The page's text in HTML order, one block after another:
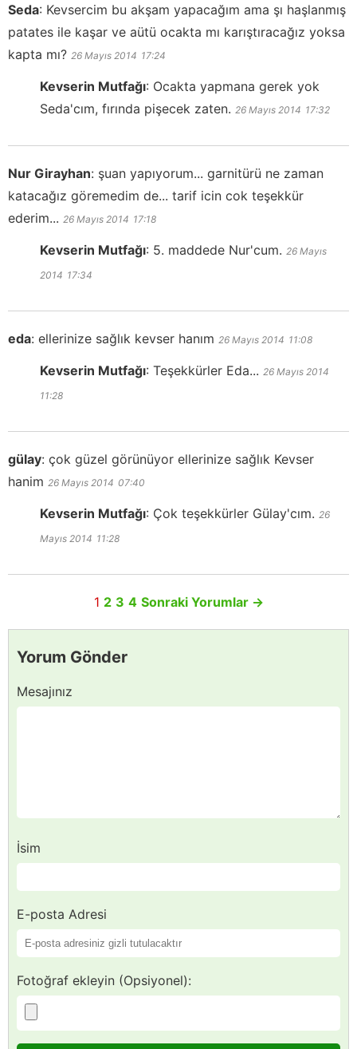
Seda: Kevsercim bu akşam yapacağım ama şı haşlanmış
patates ile kaşar ve aütü ocakta mı karıştıracağız yoksa
kapta mı? 26 Mayıs 2014 17:24
Kevserin Mutfağı: Ocakta yapmana gerek yok
Seda'cım, fırında pişecek zaten. 26 Mayıs 2014 17:32
Nur Girayhan: şuan yapıyorum... garnitürü ne zaman
katacağız göremedim de... tarif icin cok teşekkür
ederim... 26 Mayıs 2014 17:18
Kevserin Mutfağı: 5. maddede Nur'cum. 26 Mayıs
2014 17:34
eda: ellerinize sağlık kevser hanım 26 Mayıs 2014 11:08
Kevserin Mutfağı: Teşekkürler Eda... 26 Mayıs 2014
11:28
gülay: çok güzel görünüyor ellerinize sağlık Kevser
hanim 26 Mayıs 2014 07:40
Kevserin Mutfağı: Çok teşekkürler Gülay'cım. 26
Mayıs 2014 11:28
1 2 3 4 Sonraki Yorumlar →
Yorum Gönder
Mesajınız
İsim
E-posta Adresi
Fotoğraf ekleyin (Opsiyonel):